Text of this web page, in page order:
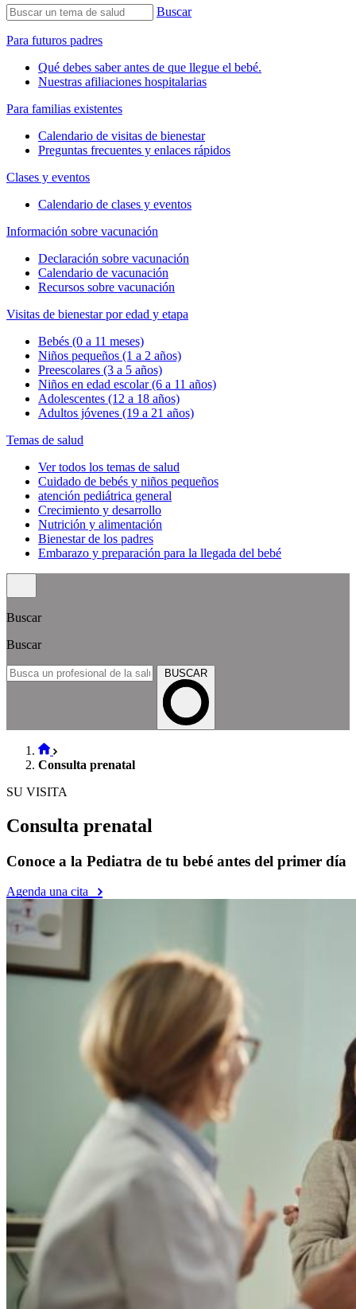
Buscar
Para futuros padres
Qué debes saber antes de que llegue el bebé.
Nuestras afiliaciones hospitalarias
Para familias existentes
Calendario de visitas de bienestar
Preguntas frecuentes y enlaces rápidos
Clases y eventos
Calendario de clases y eventos
Información sobre vacunación
Declaración sobre vacunación
Calendario de vacunación
Recursos sobre vacunación
Visitas de bienestar por edad y etapa
Bebés (0 a 11 meses)
Niños pequeños (1 a 2 años)
Preescolares (3 a 5 años)
Niños en edad escolar (6 a 11 años)
Adolescentes (12 a 18 años)
Adultos jóvenes (19 a 21 años)
Temas de salud
Ver todos los temas de salud
Cuidado de bebés y niños pequeños
atención pediátrica general
Crecimiento y desarrollo
Nutrición y alimentación
Bienestar de los padres
Embarazo y preparación para la llegada del bebé
Buscar
Buscar
BUSCAR
Consulta prenatal
SU VISITA
Consulta prenatal
Conoce a la Pediatra de tu bebé antes del primer día
Agenda una cita